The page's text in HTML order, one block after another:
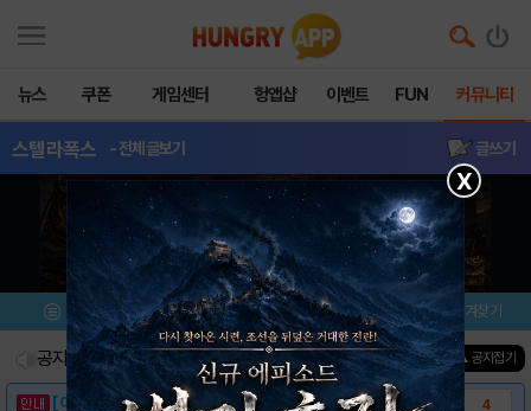
뉴스 쿠폰 게임센터 헝앱샵 이벤트 FUN 커뮤니티
스텔라폭스 - 전체글보기 글쓰기
메뉴 이벤트/미션 설치/평가 즐겨찾기
공지사항 진행중인 이벤트0건 ▲ 공지접기
[이벤트] 웃음으로 매일매일 해피! 유머 게시.. 4
X